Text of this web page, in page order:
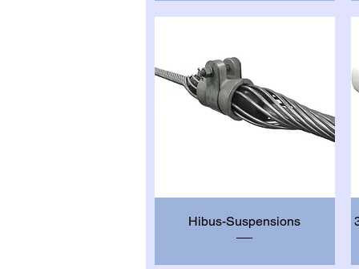
Vista rápida
Hibus-Suspensions